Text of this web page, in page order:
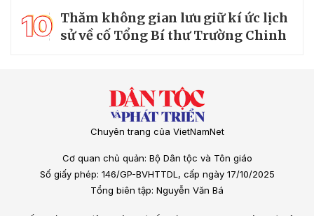
10 Thăm không gian lưu giữ kí ức lịch
sử về cố Tổng Bí thư Trường Chinh
Chuyên trang của VietNamNet
Cơ quan chủ quản: Bộ Dân tộc và Tôn giáo
Số giấy phép: 146/GP-BVHTTDL, cấp ngày 17/10/2025
Tổng biên tập: Nguyễn Văn Bá